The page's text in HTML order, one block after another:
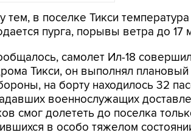
тем, в поселке Тикси
пурга, порывы ветра до 17
самолет Ил-18
Тикси, он выполнял
на борту находилось 32
военнослужащих
смог долететь до поселка
в особо тяжелом